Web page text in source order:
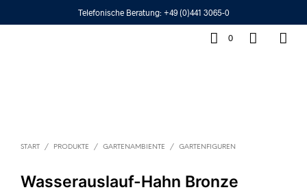
Telefonische Beratung: +49 (0)441 3065-0
0
START / PRODUKTE / GARTENAMBIENTE / GARTENFIGUREN
Wasserauslauf-Hahn Bronze